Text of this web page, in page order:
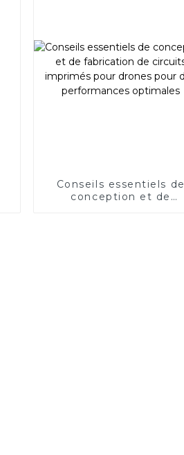
Conseils essentiels de
conception et de